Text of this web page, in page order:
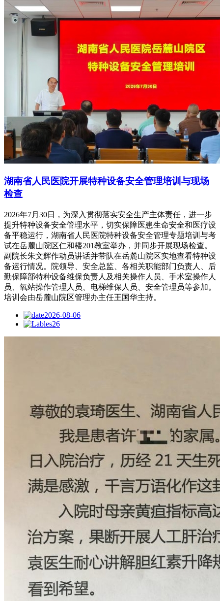
湖南省人民医院开展特种设备安全管理培训与现场
检查
2026年7月30日，为深入贯彻落实安全生产主体责任，进一步
提升特种设备安全管理水平，切实保障医患生命安全和医疗设
备平稳运行，湖南省人民医院特种设备安全管理专题培训与考
试在岳麓山院区仁和楼201教室举办，并同步开展现场检查。
副院长朱文辉作动员讲话并带队在岳麓山院区实地查看特种设
备运行情况。院领导、安全总监、各相关职能部门负责人、后
勤保障部特种设备维保负责人及相关操作人员、手术室操作人
员、氧站操作管理人员、电梯维保人员、安全管理员等参加。
培训会由岳麓山院区管理办主任王国华主持。
2026-08-06
26